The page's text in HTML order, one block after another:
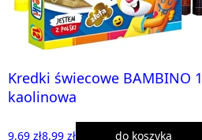
Kredki świecowe BAMBINO
kaolinowa
9,69 zł8,99 zł do koszyka